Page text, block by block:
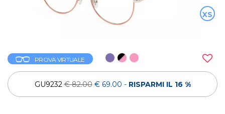
XS
PROVA VIRTUALE
GU9232€ 82.00 € 69.00 - RISPARMI IL 16 %